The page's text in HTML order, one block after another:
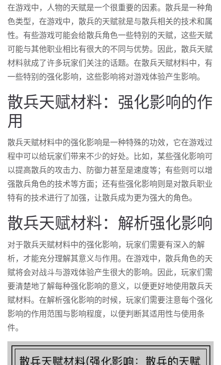
在游戏中，人物的天赋是一个很重要的因素。散兵是一种角
色类型，在游戏中，散兵的天赋就是与散兵相关的技术和属
性。有些游戏可能会给散兵角色一些特别的天赋，这些天赋
可能与其他职业相比有很大的不同与优势。因此，散兵天赋
材料就成了许多玩家们关注的话题。在散兵天赋材料中，有
一些特别的强化影响，这些影响将对游戏体验产生影响。
散兵天赋材料：强化影响的作
用
散兵天赋材料中的强化影响是一种特殊的功效，它在游戏过
程中可以给玩家们带来不少的好处。比如，某些强化影响可
以提高散兵的攻击力、防御力甚至是速度等；有些则可以增
强散兵角色的技术等方面；还有些强化影响则是对散兵职业
特有的技术进行了加强，让散兵成为更为强大的角色。
散兵天赋材料：解析强化影响
对于散兵天赋材料中的强化影响，玩家们需要有深入的解
析，才能充分理解其意义与作用。在游戏中，散兵角色的天
赋将会对战斗与游戏体验产生很大的影响。因此，玩家们需
要清楚地了解每种强化影响的意义，以便更好地使用散兵天
赋材料。在解析强化影响的时候，玩家们需要注意每个强化
影响的作用范围与影响程度，以便判断其适用性与使用条
件。